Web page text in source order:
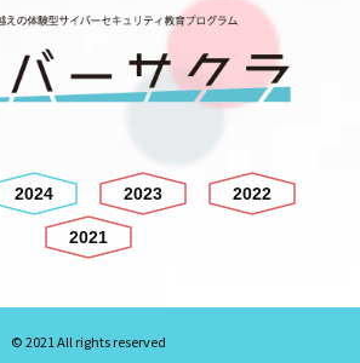
年
2024
2024年
2023
2023年
2022
2021
2021年
© 2021 All rights reserved